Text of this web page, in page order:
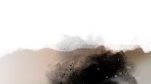
en savoir plus